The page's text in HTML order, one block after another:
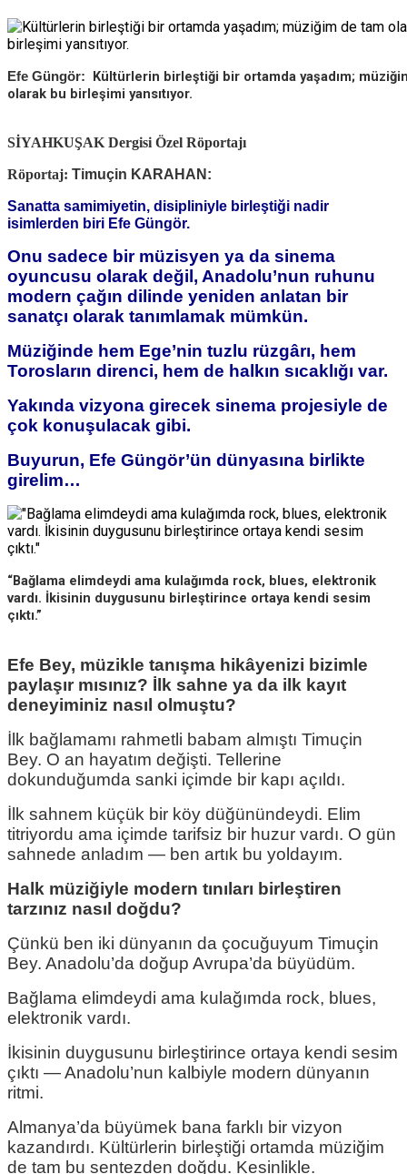
Efe Güngör:
Kültürlerin birleştiği bir ortamda yaşadım;
olarak bu birleşimi yansıtıyor.
SİYAHKUŞAK Dergisi Özel Röportajı
Röportaj: Timuçin KARAHAN:
Sanatta samimiyetin, disipliniyle birleştiği nadir
isimlerden biri Efe Güngör.
Onu sadece bir müzisyen ya da sinema
oyuncusu olarak değil, Anadolu’nun ruhunu
modern çağın dilinde yeniden anlatan bir
sanatçı olarak tanımlamak mümkün.
Müziğinde hem Ege’nin tuzlu rüzgârı, hem
Torosların direnci, hem de halkın sıcaklığı var.
Yakında vizyona girecek sinema projesiyle de
çok konuşulacak gibi.
Buyurun, Efe Güngör’ün dünyasına birlikte
girelim…
“Bağlama elimdeydi ama kulağımda rock, blues, elektronik
vardı. İkisinin duygusunu birleştirince ortaya kendi sesim
çıktı.”
Efe Bey, müzikle tanışma hikâyenizi bizimle
paylaşır mısınız? İlk sahne ya da ilk kayıt
deneyiminiz nasıl olmuştu?
İlk bağlamamı rahmetli babam almıştı Timuçin
Bey. O an hayatım değişti. Tellerine
dokunduğumda sanki içimde bir kapı açıldı.
İlk sahnem küçük bir köy düğünündeydi. Elim
titriyordu ama içimde tarifsiz bir huzur vardı. O gün
sahnede anladım — ben artık bu yoldayım.
Halk müziğiyle modern tınıları birleştiren
tarzınız nasıl doğdu?
Çünkü ben iki dünyanın da çocuğuyum Timuçin
Bey. Anadolu’da doğup Avrupa’da büyüdüm.
Bağlama elimdeydi ama kulağımda rock, blues,
elektronik vardı.
İkisinin duygusunu birleştirince ortaya kendi sesim
çıktı — Anadolu’nun kalbiyle modern dünyanın
ritmi.
Almanya’da büyümek bana farklı bir vizyon
kazandırdı. Kültürlerin birleştiği ortamda müziğim
de tam bu sentezden doğdu. Kesinlikle.